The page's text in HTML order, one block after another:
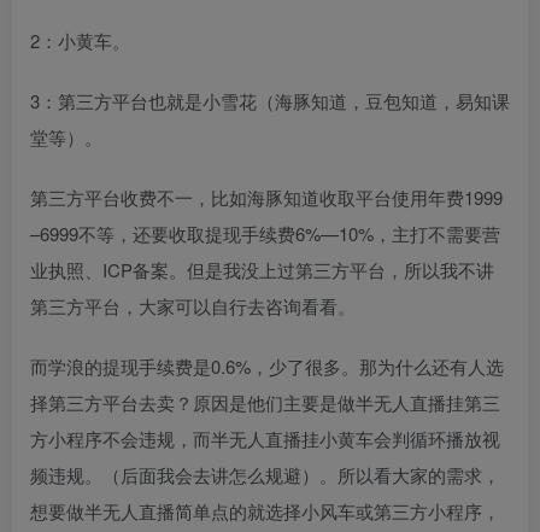
2：小黄车。
3：第三方平台也就是小雪花（海豚知道，豆包知道，易知课
堂等）。
第三方平台收费不一，比如海豚知道收取平台使用年费1999
–6999不等，还要收取提现手续费6%—10%，主打不需要营
业执照、ICP备案。但是我没上过第三方平台，所以我不讲
第三方平台，大家可以自行去咨询看看。
而学浪的提现手续费是0.6%，少了很多。那为什么还有人选
择第三方平台去卖？原因是他们主要是做半无人直播挂第三
方小程序不会违规，而半无人直播挂小黄车会判循环播放视
频违规。（后面我会去讲怎么规避）。所以看大家的需求，
想要做半无人直播简单点的就选择小风车或第三方小程序，